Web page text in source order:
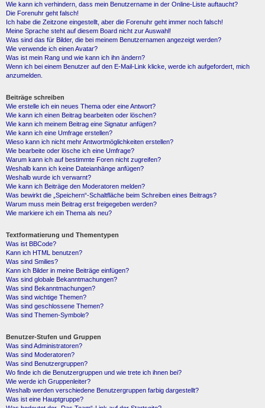
Wie kann ich verhindern, dass mein Benutzername in der Online-Liste auftaucht?
Die Forenuhr geht falsch!
Ich habe die Zeitzone eingestellt, aber die Forenuhr geht immer noch falsch!
Meine Sprache steht auf diesem Board nicht zur Auswahl!
Was sind das für Bilder, die bei meinem Benutzernamen angezeigt werden?
Wie verwende ich einen Avatar?
Was ist mein Rang und wie kann ich ihn ändern?
Wenn ich bei einem Benutzer auf den E-Mail-Link klicke, werde ich aufgefordert, mich
anzumelden.
Beiträge schreiben
Wie erstelle ich ein neues Thema oder eine Antwort?
Wie kann ich einen Beitrag bearbeiten oder löschen?
Wie kann ich meinem Beitrag eine Signatur anfügen?
Wie kann ich eine Umfrage erstellen?
Wieso kann ich nicht mehr Antwortmöglichkeiten erstellen?
Wie bearbeite oder lösche ich eine Umfrage?
Warum kann ich auf bestimmte Foren nicht zugreifen?
Weshalb kann ich keine Dateianhänge anfügen?
Weshalb wurde ich verwarnt?
Wie kann ich Beiträge den Moderatoren melden?
Was bewirkt die „Speichern“-Schaltfläche beim Schreiben eines Beitrags?
Warum muss mein Beitrag erst freigegeben werden?
Wie markiere ich ein Thema als neu?
Textformatierung und Thementypen
Was ist BBCode?
Kann ich HTML benutzen?
Was sind Smilies?
Kann ich Bilder in meine Beiträge einfügen?
Was sind globale Bekanntmachungen?
Was sind Bekanntmachungen?
Was sind wichtige Themen?
Was sind geschlossene Themen?
Was sind Themen-Symbole?
Benutzer-Stufen und Gruppen
Was sind Administratoren?
Was sind Moderatoren?
Was sind Benutzergruppen?
Wo finde ich die Benutzergruppen und wie trete ich ihnen bei?
Wie werde ich Gruppenleiter?
Weshalb werden verschiedene Benutzergruppen farbig dargestellt?
Was ist eine Hauptgruppe?